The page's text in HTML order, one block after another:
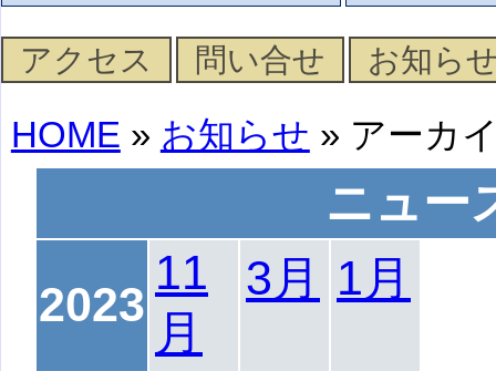
アクセス 問い合せ お知ら
HOME » お知らせ » アーカ
ニュー
2023
11
月
3月 1月